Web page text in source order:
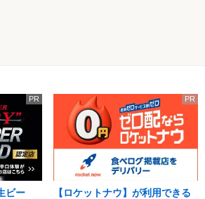
PR
ビー
PR
【ロケットナウ】が利用できる